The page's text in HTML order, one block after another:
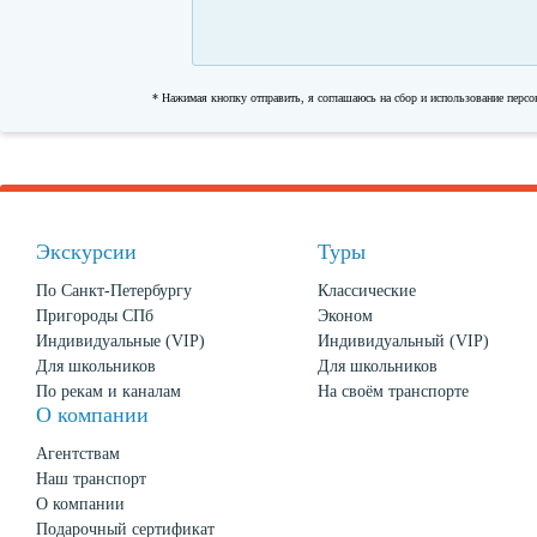
* Нажимая кнопку отправить, я соглашаюсь на сбор и использование
Экскурсии
По Санкт-Петербургу
Пригороды СПб
Индивидуальные (VIP)
Для школьников
По рекам и каналам
Туры
Классические
Эконом
Индивидуальный (VIP)
Для школьников
На своём транспорте
О компании
Агентствам
Наш транспорт
О компании
Подарочный сертификат